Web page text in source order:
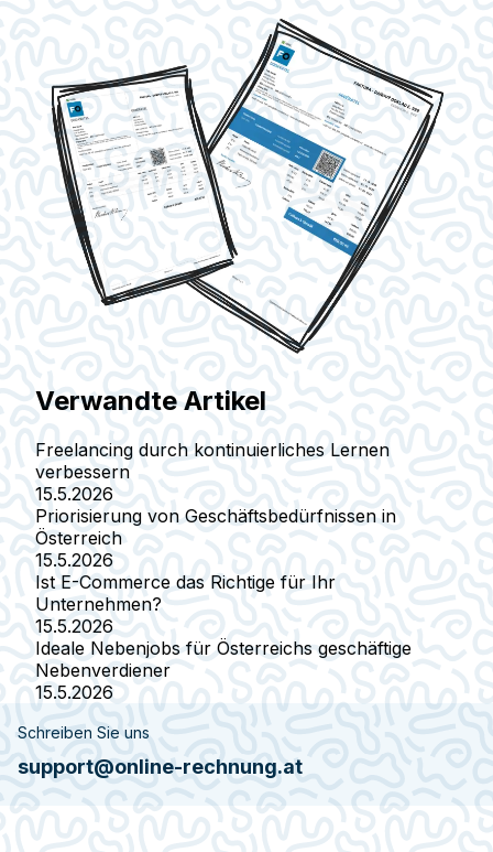
Verwandte Artikel
Freelancing durch kontinuierliches Lernen
verbessern
15.5.2026
Priorisierung von Geschäftsbedürfnissen in
Österreich
15.5.2026
Ist E-Commerce das Richtige für Ihr
Unternehmen?
15.5.2026
Ideale Nebenjobs für Österreichs geschäftige
Nebenverdiener
15.5.2026
Schreiben Sie uns
support@online-rechnung.at